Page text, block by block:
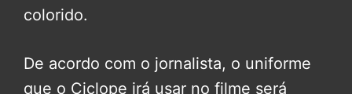
colorido.
De acordo com o jornalista, o uniforme
que o Ciclope irá usar no filme será